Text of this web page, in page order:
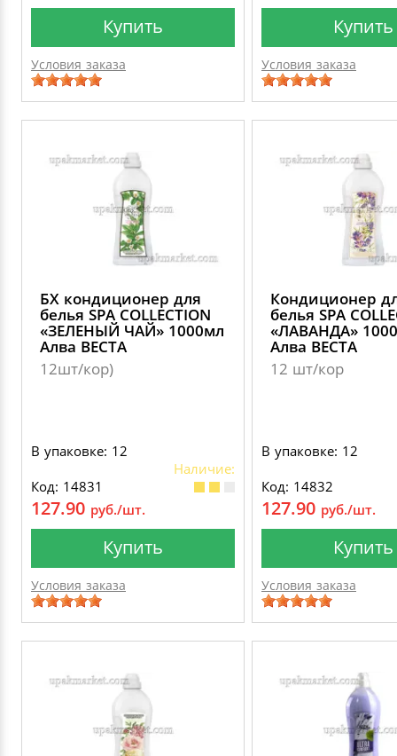
Купить
Условия заказа
Купить
Условия заказа
БХ кондиционер для
белья SPA COLLECTION
«ЗЕЛЕНЫЙ ЧАЙ» 1000мл
Алва ВЕСТА
12шт/кор)
В упаковке: 12
Наличие:
Код: 14831
127.90 руб./шт.
Купить
Условия заказа
Кондиционер
белья SPA
«ЛАВАНДА»
Алва ВЕСТА
12 шт/кор
В упаковке: 12
Код: 14832
127.90 руб./шт.
Купить
Условия заказа